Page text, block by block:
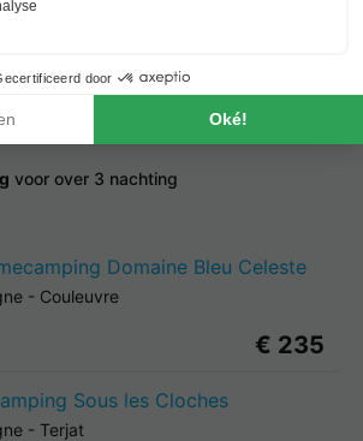
in
voor over 3 nachting
Domaine Bleu Celeste
- Couleuvre
€ 235
Sous les Cloches
- Terjat